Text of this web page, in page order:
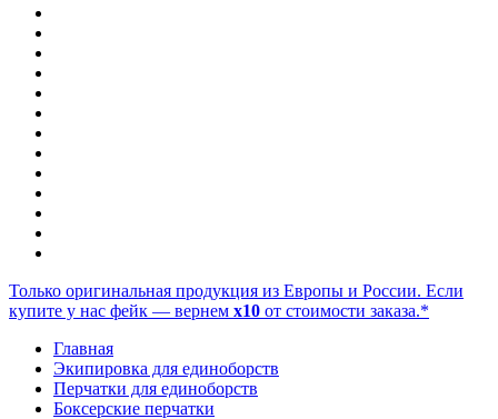
Только оригинальная продукция из Европы и России. Если
купите у нас фейк — вернем x10 от стоимости заказа.*
Главная
Экипировка для единоборств
Перчатки для единоборств
Боксерские перчатки